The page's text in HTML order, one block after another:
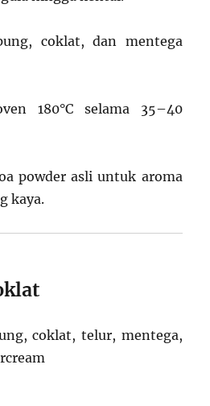
coklat, dan mentega
180°C selama 35–40
powder asli untuk aroma
kaya.
coklat, telur, mentega,